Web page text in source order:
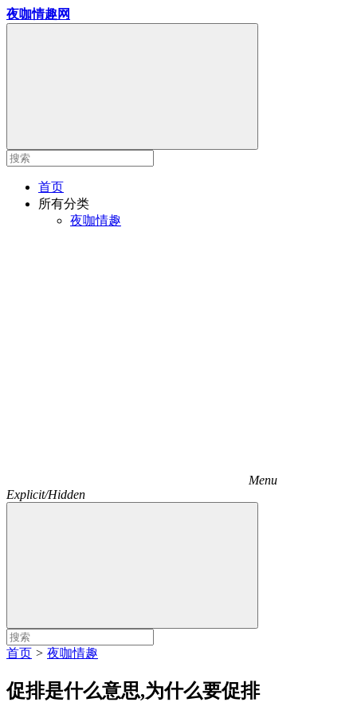
夜咖情趣网
首页
所有分类
夜咖情趣
Menu
Explicit/Hidden
首页 > 夜咖情趣
促排是什么意思,为什么要促排